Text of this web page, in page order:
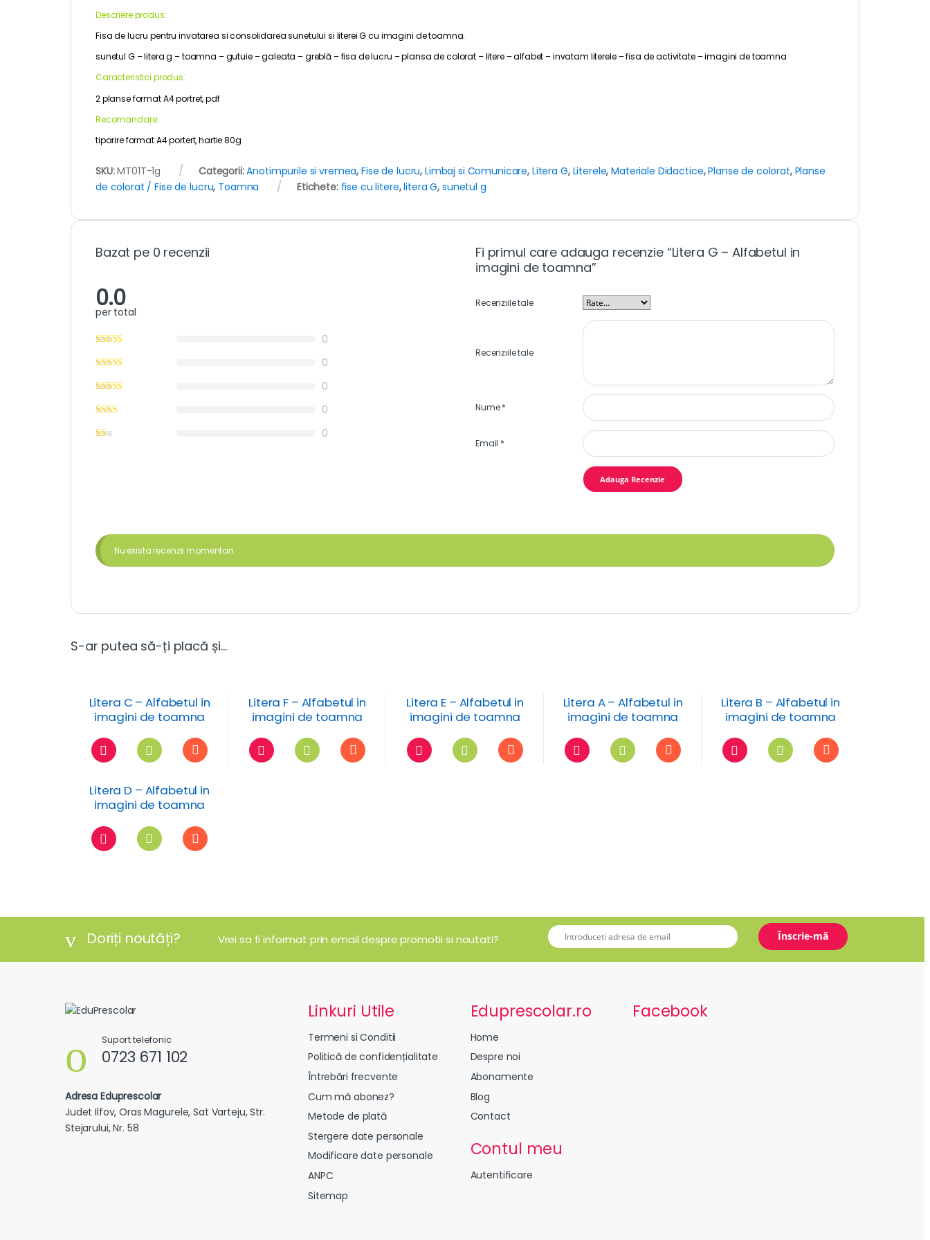
Descriere produs:
Fisa de lucru pentru invatarea si consolidarea sunetului si literei G cu imagini de toamna.
sunetul G – litera g – toamna – gutuie – galeata – greblă – fisa de lucru – plansa de colorat – litere – alfabet – invatam literele – fisa de activitate – imagini de toamna
Caracteristici produs:
2 planse format A4 portret, pdf
Recomandare:
tiparire format A4 portert, hartie 80g
SKU:MT01T-1g Categorii:Anotimpurile si vremea,Fise de lucru, Limbaj si Comunicare, Litera G, Literele,Materiale Didactice,Planse de colorat, Planse
de colorat / Fise de lucru, Toamna Etichete: fise cu litere,litera G,sunetul g
Bazat pe 0 recenzii
0.0
per total
0
0
0
0
0
Fi primul care adauga recenzie “Litera G – Alfabetul in
imagini de toamna”
Recenziile tale
Recenziile tale
Nume*
Email *
Nu exista recenzii momentan.
S-ar putea să-ți placă și…
Litera C – Alfabetul in
imagini de toamna
Litera F – Alfabetul in
imagini de toamna
Litera E – Alfabetul in
imagini de toamna
Litera A – Alfabetul in
imagini de toamna
Litera B – Alfabetul in
imagini de toamna
Litera D – Alfabetul in
imagini de toamna
Doriți noutăți? Vrei sa fi informat prin email despre promotii si noutati?
Suport telefonic
0723 671 102
Adresa Eduprescolar
Judet Ilfov, Oras Magurele, Sat Varteju, Str.
Stejarului, Nr. 58
Linkuri Utile
Termeni si Conditii
Politică de confidențialitate
Întrebări frecvente
Cum mă abonez?
Metode de plată
Stergere date personale
Modificare date personale
ANPC
Sitemap
Eduprescolar.ro
Home
Despre noi
Abonamente
Blog
Contact
Contul meu
Autentificare
Facebook